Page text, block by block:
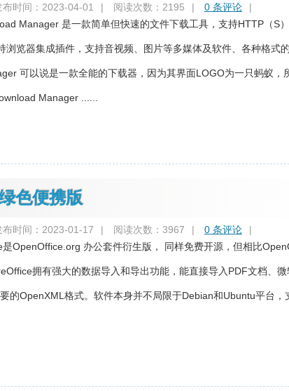
布时间：2023-04-01 | 阅读次数：2195 | 0 条评论
|
Manager 是一款简单但快速的文件下载工具，支持HTTP（S
浏览器集成插件，支持音视频、图片等多媒体及软件、各种格式的
可以说是一款全能的下载器，因为其界面LOGO为一只蚂蚁，
Manager ......
色便携版
布时间：2023-01-17 | 阅读次数：3967 | 0 条评论
|
OpenOffice.org 办公套件衍生版， 同样免费开源，但相比
拥有强大的数据导入和导出功能，能直接导入PDF文档、微
的OpenXML格式。软件本身并不局限于Debian和Ubuntu平台，